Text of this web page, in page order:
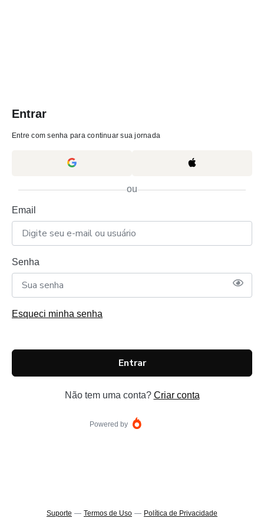
Entrar
Entre com senha para continuar sua jornada
ou
Email
Senha
Esqueci minha senha
Entrar
Não tem uma conta? Criar conta
Powered by
Suporte — Termos de Uso — Política de Privacidade